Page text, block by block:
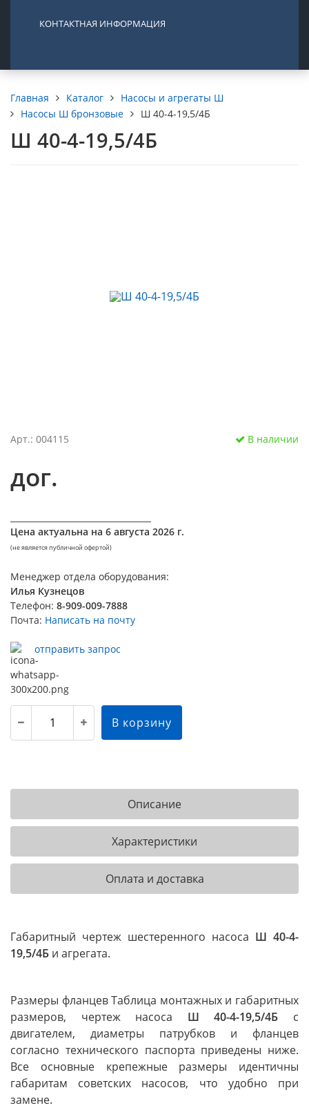
КОНТАКТНАЯ ИНФОРМАЦИЯ
Главная Каталог
Насосы и агрегаты Ш
Насосы Ш бронзовые
Ш 40-4-19,5/4Б
Ш 40-4-19,5/4Б
Арт.: 004115 В наличии
дог.
Цена актуальна на 6 августа 2026 г.
(не является публичной офертой)
Менеджер отдела оборудования:
Илья Кузнецов
Телефон: 8-909-009-7888
Почта: Написать на почту
отправить запрос
В корзину
Описание
Характеристики
Оплата и доставка
Габаритный чертеж шестеренного насоса Ш 40-4-
19,5/4Б и агрегата.
Размеры фланцев Таблица монтажных и габаритных
размеров, чертеж насоса Ш 40-4-19,5/4Б с
двигателем, диаметры патрубков и фланцев
согласно технического паспорта приведены ниже.
Все основные крепежные размеры идентичны
габаритам советских насосов, что удобно при
замене.